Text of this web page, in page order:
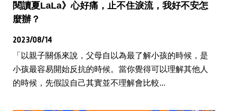
閱讀夏LaLa》心好痛，止不住淚流，我好不安怎
麼辦？
2023/08/14
「以親子關係來說，父母自以為最了解小孩的時候，是
小孩最容易開始反抗的時候。當你覺得可以理解其他人
的時候，先假設自己其實並不理解會比較...